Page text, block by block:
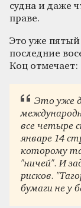
судна и даже
праве.
Это уже пятый
последние
Коц отмечает:
Это уже
все четыре
январе 14
которому
"ничей". И
рисков.
бумаги не у